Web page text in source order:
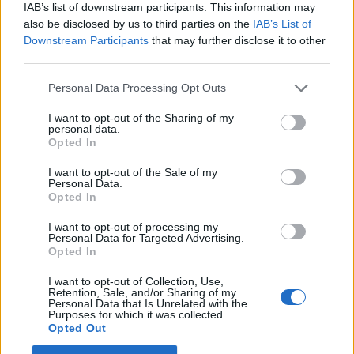
IAB’s list of downstream participants. This information may
also be disclosed by us to third parties on the IAB’s List of
Downstream Participants that may further disclose it to other
Personal Data Processing Opt Outs
I want to opt-out of the Sharing of my
personal data.
Opted In
I want to opt-out of the Sale of my
Personal Data.
Opted In
I want to opt-out of processing my
Personal Data for Targeted Advertising.
Opted In
I want to opt-out of Collection, Use,
Retention, Sale, and/or Sharing of my
Personal Data that Is Unrelated with the
Purposes for which it was collected.
Opted Out
Υπουργείο Εργασίας: Ο “χάρτης” των πληρωμών
από τον e-ΕΦΚΑ και τη ΔΥΠΑ έως τις 14 Αυγούστου
Οι Hamilton Reserve Bank και SEE Capital
μάρκετινγκ
08/08/2026 - 13:44
Χρηματιστήριο Αθηνών: Εβδομαδιαία άνοδος
1,76%, κέρδη 23,31% από τις αρχές του έτους
08/08/2026 - 12:36
Διευρύνεται η πρωτοβουλία για τις τιμές στο ράφι
με 916 προϊόντα
08/08/2026 - 12:12 ΛΙΑΝΕΜΠΟΡΙΟ
Health Monitoring: Η εθνική υποδομή για την
αξιοποίηση των δεδομένων υγείας προς όφελος
των πολιτών